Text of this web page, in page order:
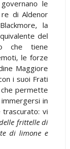
le
di Aldenor
la
del
che tiene
le forze
Maggiore
i suoi Frati
permette
in
trascurato: vi
frittelle di
di limone e